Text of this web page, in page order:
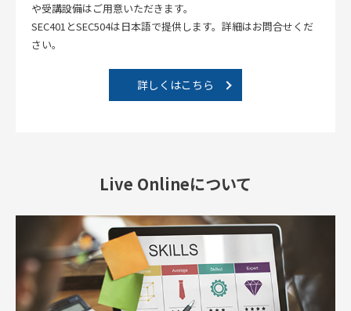
や受講設備はご用意いただきます。
SEC401とSEC504は日本語で提供します。詳細はお問合せくだ
さい。
詳しくはこちら
Live Onlineについて